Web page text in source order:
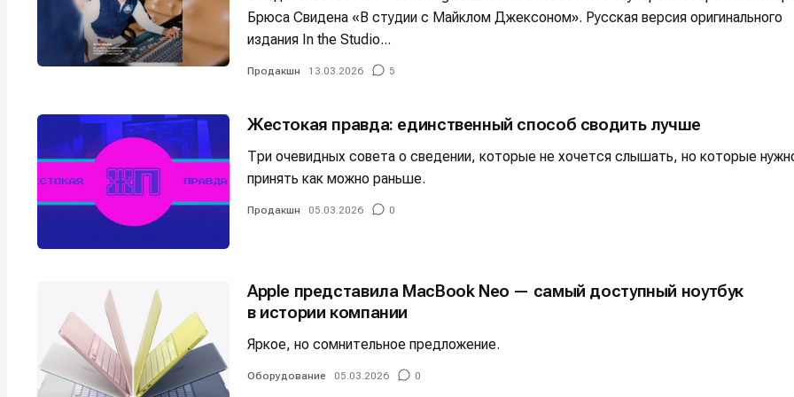
Мы в социальных сетях
Информация
О проекте Реклама Редакционная политика (в разработке) Предложение
Помощь проекту
Мы в социальных сетях
Информация
О проекте Реклама Редакционная политика (в разработке) Предложение
Помощь проекту
Брюса Свидена «В студии с Майклом Джексоном». Русская версия оригинального
издания In the Studio...
Продакшн 13.03.2026 5
Жестокая правда: единственный способ сводить лучше
Три очевидных совета о сведении, которые не хочется слышать, но которые
принять как можно раньше.
Продакшн 05.03.2026 0
Apple представила MacBook Neo — самый доступный ноутбук
в истории компании
Яркое, но сомнительное предложение.
Оборудование 05.03.2026 0